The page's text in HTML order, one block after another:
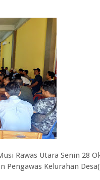
Rawas Utara Senin 28
Kelurahan